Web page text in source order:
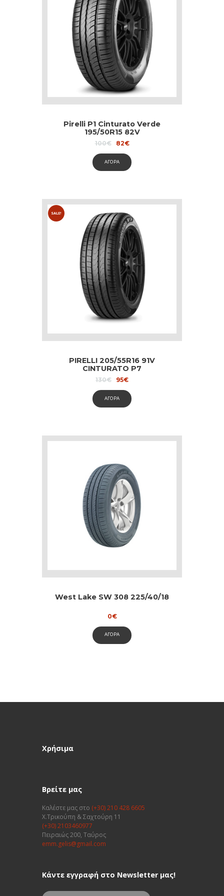
Pirelli P1 Cinturato Verde
195/50R15 82V
100€
Original
was:
100€.
82€Current
is:
82€.
ΑΓΟΡΑ
SALE!
PIRELLI 205/55R16 91V
CINTURATO P7
130€
Original
was:
130€.
95€Current
is:
95€.
ΑΓΟΡΑ
West Lake SW 308 225/40/18
0€
ΑΓΟΡΑ
Χρήσιμα
Βρείτε μας
Καλέστε μας στο (+30) 210 428 6605
Χ.Τρικούπη & Σαχτούρη 11
(+30) 2103460977
Πειραιώς 200, Ταύρος
emm.gelis@gmail.com
Κάντε εγγραφή στο Newsletter μας!